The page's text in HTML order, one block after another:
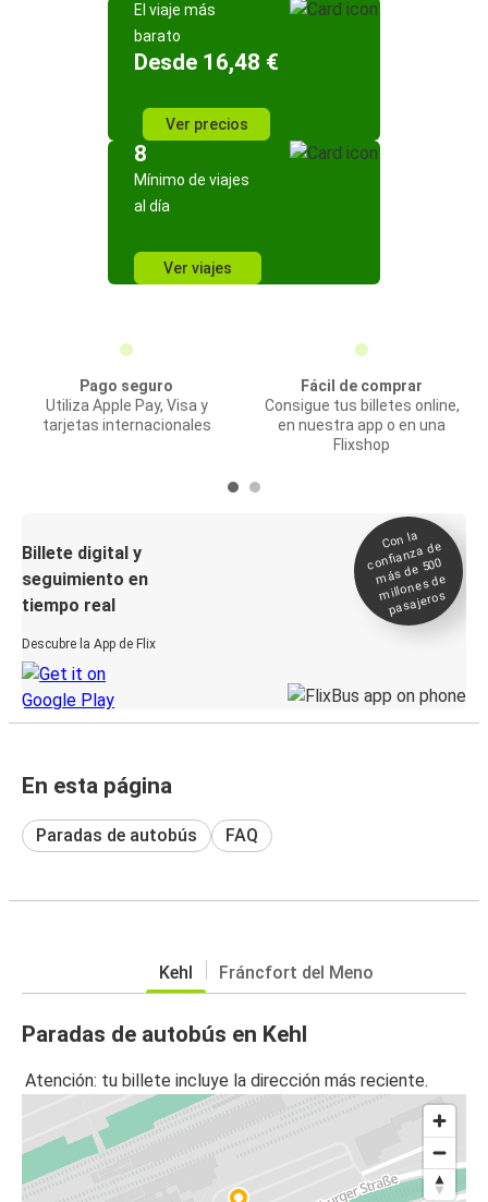
El viaje más
barato
Desde 16,48 €
Ver precios
8
Mínimo de viajes
al día
Ver viajes
Pago seguro
Utiliza Apple Pay, Visa y
tarjetas internacionales
Fácil de comprar
Consigue tus billetes online,
en nuestra app o en una
Flixshop
Billete digital y
seguimiento en
tiempo real
Descubre la App de Flix
Con la
confianza de
más de 500
millones de
pasajeros
En esta página
Paradas de autobús FAQ
Kehl Fráncfort del Meno
Paradas de autobús en Kehl
Atención: tu billete incluye la dirección más reciente.